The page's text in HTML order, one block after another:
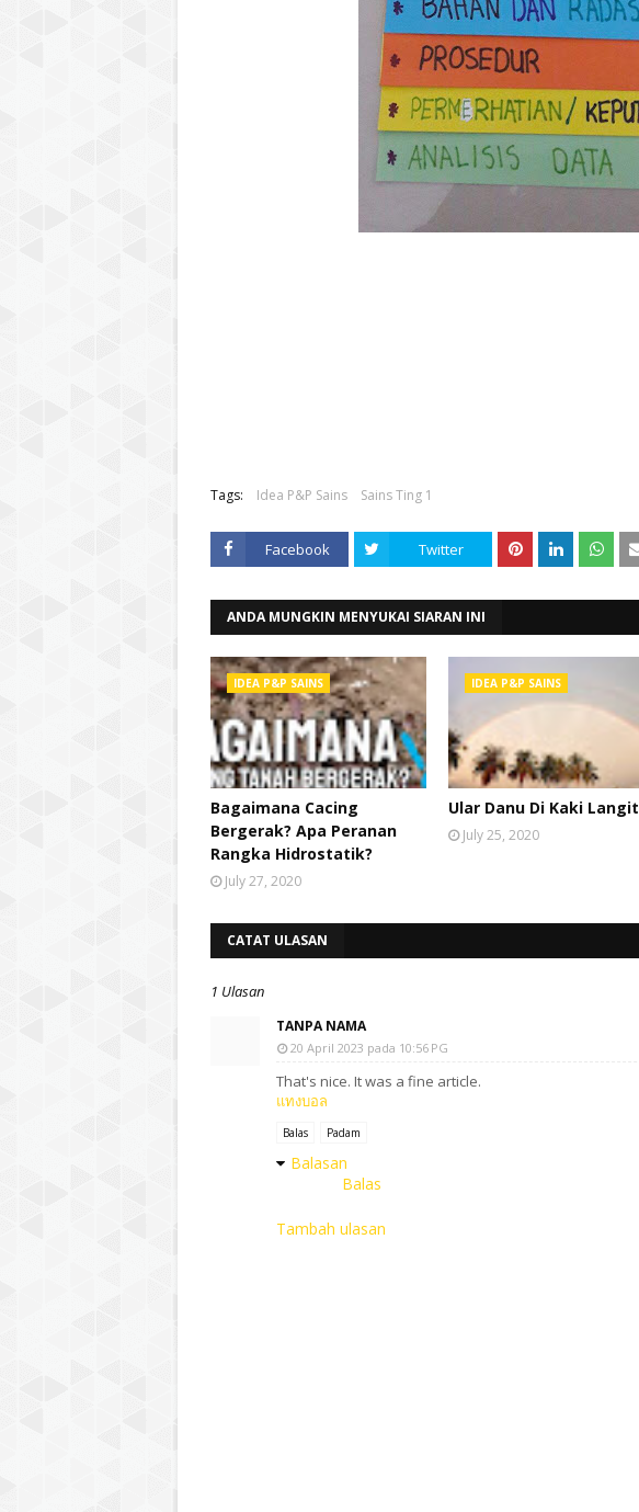
Tags: Idea P&P Sains Sains Ting 1
Facebook Twitter
ANDA MUNGKIN MENYUKAI SIARAN INI
IDEA P&P SAINS
Bagaimana Cacing
Bergerak? Apa Peranan
Rangka Hidrostatik?
July 27, 2020
IDEA P&P SAINS
Ular Danu Di Kaki Langit
July 25, 2020
CATAT ULASAN
1 Ulasan
TANPA NAMA
20 April 2023 pada 10:56 PG
That's nice. It was a fine article.
แทงบอล
Balas Padam
Balasan
Balas
Tambah ulasan